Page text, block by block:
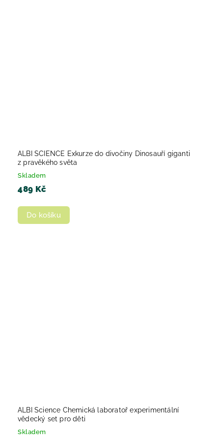
ALBI SCIENCE Exkurze do divočiny Dinosauří giganti
z pravěkého světa
Skladem
489 Kč
Do košíku
ALBI Science Chemická laboratoř experimentální
vědecký set pro děti
Skladem